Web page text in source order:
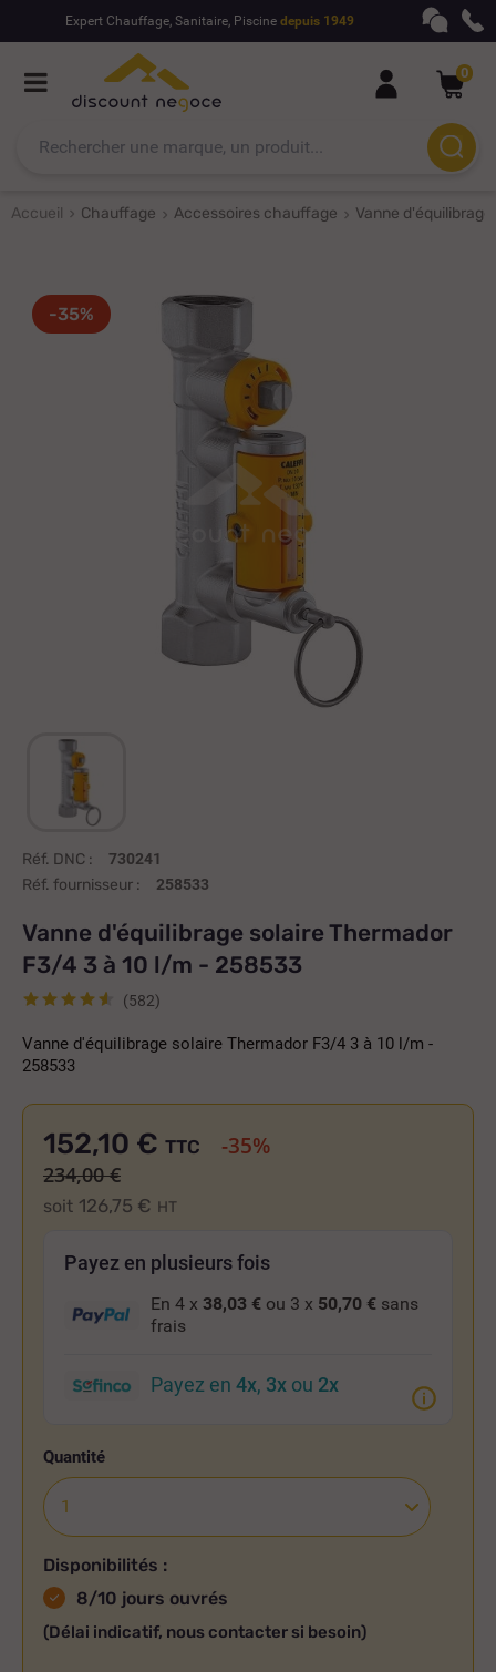
Expert Chauffage, Sanitaire, Piscine depuis 1949
0
Accueil Chauffage Accessoires chauffage Vanne d'équilibrage
-35%
Réf. DNC : 730241
Réf. fournisseur : 258533
Vanne d'équilibrage solaire Thermador
F3/4 3 à 10 l/m - 258533
(582)
Vanne d'équilibrage solaire Thermador F3/4 3 à 10 l/m -
258533
152,10 €
soit 126,75 € HT
TTC -35%
234,00 €
Payez en plusieurs fois
En 4 x 38,03 € ou 3 x 50,70 € sans
frais
Payez en 4x, 3x ou 2x
Quantité
Disponibilités :
8/10 jours ouvrés
(Délai indicatif, nous contacter si besoin)